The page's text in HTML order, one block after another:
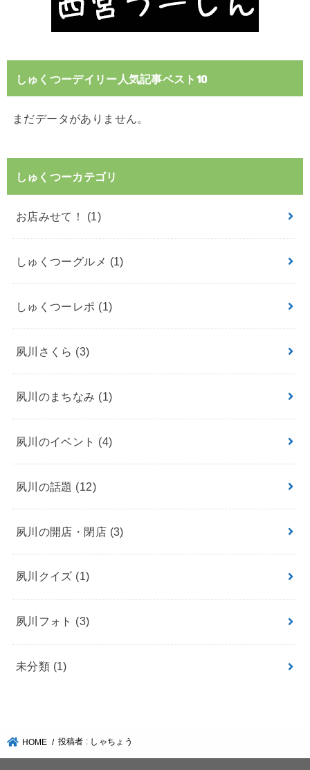
しゅくつーデイリー人気記事ベスト10
まだデータがありません。
しゅくつーカテゴリ
お店みせて！ (1)
しゅくつーグルメ (1)
しゅくつーレポ (1)
夙川さくら (3)
夙川のまちなみ (1)
夙川のイベント (4)
夙川の話題 (12)
夙川の開店・閉店 (3)
夙川クイズ (1)
夙川フォト (3)
未分類 (1)
HOME 投稿者 : しゃちょう